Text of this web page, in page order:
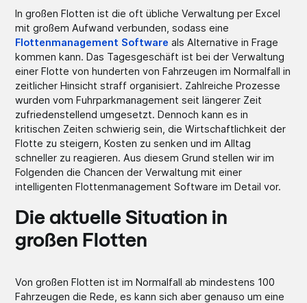
In großen Flotten ist die oft übliche Verwaltung per Excel
mit großem Aufwand verbunden, sodass eine
Flottenmanagement Software als Alternative in Frage
kommen kann. Das Tagesgeschäft ist bei der Verwaltung
einer Flotte von hunderten von Fahrzeugen im Normalfall in
zeitlicher Hinsicht straff organisiert. Zahlreiche Prozesse
wurden vom Fuhrparkmanagement seit längerer Zeit
zufriedenstellend umgesetzt. Dennoch kann es in
kritischen Zeiten schwierig sein, die Wirtschaftlichkeit der
Flotte zu steigern, Kosten zu senken und im Alltag
schneller zu reagieren. Aus diesem Grund stellen wir im
Folgenden die Chancen der Verwaltung mit einer
intelligenten Flottenmanagement Software im Detail vor.
Die aktuelle Situation in
großen Flotten
Von großen Flotten ist im Normalfall ab mindestens 100
Fahrzeugen die Rede, es kann sich aber genauso um eine